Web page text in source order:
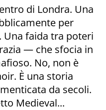
di Londra. Una
per
Una faida tra poteri
— che sfocia in
No, non è
È una storia
da secoli.
Medieval...